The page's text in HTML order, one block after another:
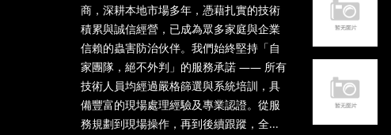
商，深耕本地市場多年，憑藉扎實的技術
積累與誠信經營，已成為眾多家庭與企業
信賴的蟲害防治伙伴。我們始終堅持「自
家團隊，絕不外判」的服務承諾 —— 所有
技術人員均經過嚴格篩選與系統培訓，具
備豐富的現場處理經驗及專業認證。從服
務規劃到現場操作，再到後續跟蹤，全...